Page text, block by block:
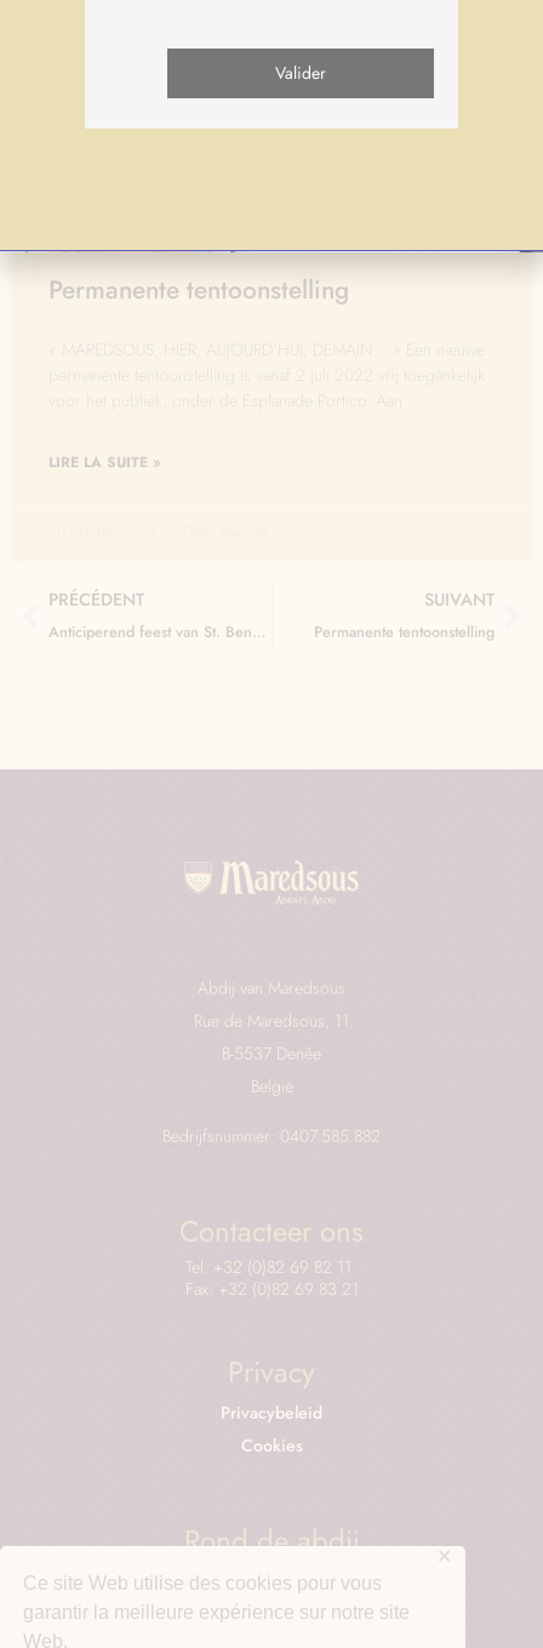
Ce site Web utilise des cookies pour vous
garantir la meilleure expérience sur notre site
Web.
✕
Permanente tentoonstelling
LIRE LA SUITE »
PRÉCÉDENT
Anticiperend feest van St. Benedictus
SUIVANT
Permanente tentoonstelling
Abdij van Maredsous
Rue de Maredsous, 11
B-5537 Denée
België
Bedrijfsnummer: 0407.585.882
Contacteer ons
Tel: +32 (0)82 69 82 11
Fax: +32 (0)82 69 83 21
Privacy
Privacybeleid
Cookies
Rond de abdij
Saint-Benoit College
Het Maredsous onthaalcentrum